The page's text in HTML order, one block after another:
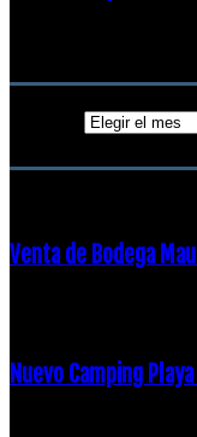
Venta de Bodega
Nuevo Camping